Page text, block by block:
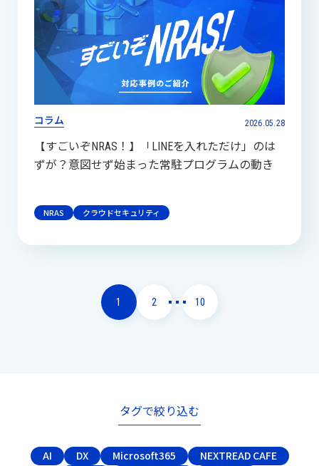
コラム 2026.05.28
【すごいぞNRAS！】「LINEを入れただけ」のは
ずが？意図せず始まった常駐プログラムの動き
NRAS クラウドセキュリティ
1 2 10
タグで絞り込む
AI DX Microsoft365
NEXTREAD CAFE